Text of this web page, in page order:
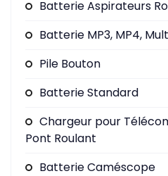
Batterie Aspirateurs
Batterie MP3, MP4,
Pile Bouton
Batterie Standard
Chargeur pour
Pont Roulant
Batterie Caméscope